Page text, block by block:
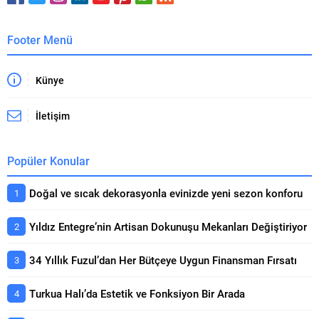
Kahramanmaraş ve Hatay
ileri düzey mimari standartları
Footer Menü
Künye
İletişim
Popüler Konular
Doğal ve sıcak dekorasyonla evinizde yeni sezon konforu
Yıldız Entegre’nin Artisan Dokunuşu Mekanları Değiştiriyor
34 Yıllık Fuzul’dan Her Bütçeye Uygun Finansman Fırsatı
Turkua Halı’da Estetik ve Fonksiyon Bir Arada